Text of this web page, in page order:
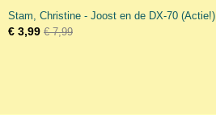
Stam, Christine - Joost en de DX-70 (Actie!)
€ 3,99 € 7,99